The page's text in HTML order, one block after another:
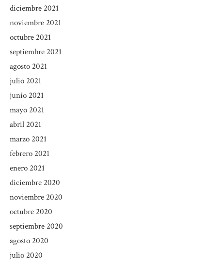
diciembre 2021
noviembre 2021
octubre 2021
septiembre 2021
agosto 2021
julio 2021
junio 2021
mayo 2021
abril 2021
marzo 2021
febrero 2021
enero 2021
diciembre 2020
noviembre 2020
octubre 2020
septiembre 2020
agosto 2020
julio 2020